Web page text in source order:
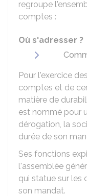
regroupe
comptes :
Où s'adresser ?
Pour l'exercice
comptes et de
matière de
est nommé pour
dérogation, la
durée de son
Ses fonctions
l'assemblée
qui statue sur les
son mandat.